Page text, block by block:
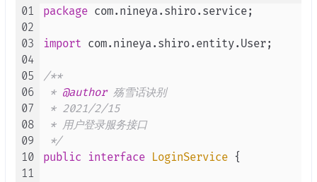
36
37
38
39
40
41
42
43
44
45
return roleName;
    }
public Set<Permissions
    }
21
22
23
24
25
26
27
28
29
30
31
this.uid = uid;
this.roles = roles;
    }
return uid;
01
02
03
04
05
06
07
08
09
10
11
package com.nineya.shiro.service;
import com.nineya.shiro.entity.User;
/**
* @author 殇雪话诀别
* 2021/2/15
* 用户登录服务接口
*/
public
interface LoginService {